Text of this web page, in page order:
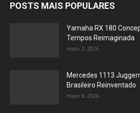
POSTS MAIS POPULARES
Yamaha RX 180
Tempos Reimaginada
maio 7, 2026
Mercedes 1113
Brasileiro Reinventado
maio 6, 2026